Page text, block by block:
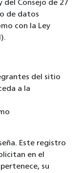
del Consejo de 27
de datos
con la Ley
del sitio
a la
Este registro
en el
su